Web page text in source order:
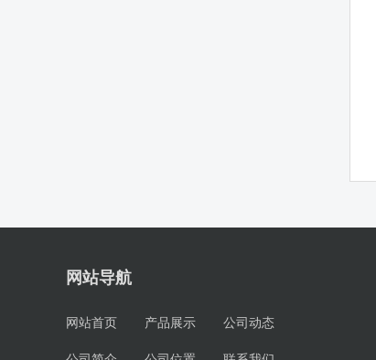
网站导航
网站首页 产品展示 公司动态